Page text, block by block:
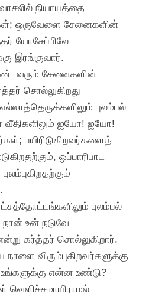
நியாயத்தை
ஒருவேளை சேனைகளின்
யோசேப்பிலே
இரங்குவார்.
சேனைகளின்
சொல்லுகிறது
புலம்பல்
வீதிகளிலும் ஐயோ! ஐயோ!
பயிரிடுகிறவர்களைத்
ஒப்பாரிபாட
புலம்பல்
நான் உன் நடுவே
கர்த்தர் சொல்லுகிறார்.
விரும்புகிறவர்களுக்கு
என்ன உண்டு?
வெளிச்சமாயிராமல்